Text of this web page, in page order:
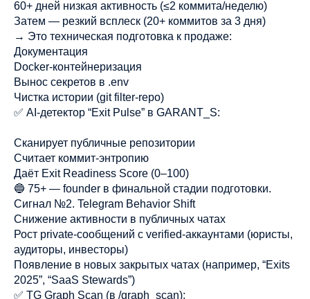
60+ дней низкая активность (≤2 коммита/неделю)
Затем — резкий всплеск (20+ коммитов за 3 дня)
→ Это техническая подготовка к продаже:
Документация
Docker-контейнеризация
Вынос секретов в .env
Чистка истории (git filter-repo)
✅ AI-детектор “Exit Pulse” в GARANT_S:
Сканирует публичные репозитории
Считает коммит-энтропию
Даёт Exit Readiness Score (0–100)
🔵 75+ — founder в финальной стадии подготовки.
Сигнал №2. Telegram Behavior Shift
Снижение активности в публичных чатах
Рост private-сообщений с verified-аккаунтами (юристы,
аудиторы, инвесторы)
Появление в новых закрытых чатах (например, “Exits
2025”, “SaaS Stewards”)
✅ TG Graph Scan (в /graph_scan):